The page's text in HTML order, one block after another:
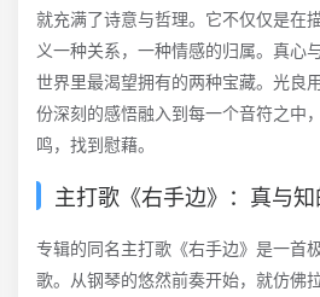
就充满了诗意与哲理。它不仅仅是在
义一种关系，一种情感的归属。真心
世界里最渴望拥有的两种宝藏。光良
份深刻的感悟融入到每一个音符之中
鸣，找到慰藉。
主打歌《右手边》：真与
专辑的同名主打歌《右手边》是一首
歌。从钢琴的悠然前奏开始，就仿佛